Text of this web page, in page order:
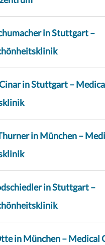
in Stuttgart –
in Stuttgart –
in München –
in Stuttgart –
in München – Medical